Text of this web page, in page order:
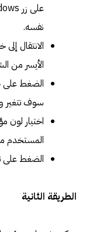
نفسه.
الأيسر من
سوف تتغير
اختيار
المستخدم
الضغط على
الطريقة الثانية